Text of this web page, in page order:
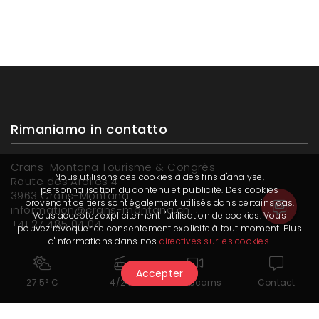
Rimaniamo in contatto
Crans-Montana Tourisme & Congrès
Route des Arolles 4
3963 Crans-Montana
information@crans-montana.ch
+41 27 485 04 04
Abbonati alla newsletter
27.5° C 4/24 Webcams Contact
Nous utilisons des cookies à des fins d'analyse,
personnalisation du contenu et publicité. Des cookies
provenant de tiers sont également utilisés dans certains cas.
Vous acceptez explicitement l'utilisation de cookies. Vous
pouvez révoquer ce consentement explicite à tout moment. Plus
d'informations dans nos directives sur les cookies.
Accepter